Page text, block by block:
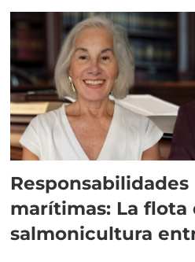
marítimas: La flota
salmonicultura